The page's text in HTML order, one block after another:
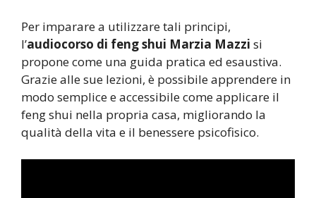
Per imparare a utilizzare tali principi,
l’audiocorso di feng shui Marzia Mazzi si
propone come una guida pratica ed esaustiva.
Grazie alle sue lezioni, è possibile apprendere in
modo semplice e accessibile come applicare il
feng shui nella propria casa, migliorando la
qualità della vita e il benessere psicofisico.